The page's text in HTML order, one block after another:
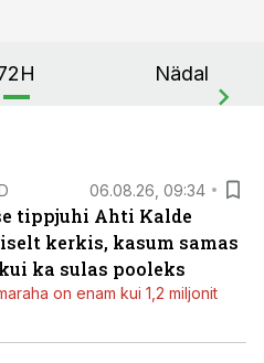
Nädal
06.08.26, 09:34
tippjuhi Ahti Kalde
kerkis, kasum samas
ka sulas pooleks
on enam kui 1,2 miljonit